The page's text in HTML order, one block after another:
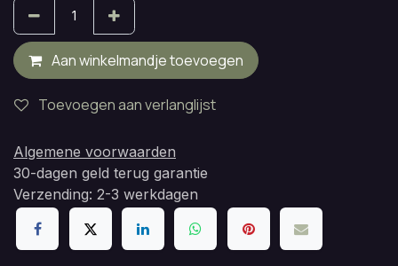
Aan winkelmandje toevoegen
Toevoegen aan verlanglijst
Algemene voorwaarden
30-dagen geld terug garantie
Verzending: 2-3 werkdagen